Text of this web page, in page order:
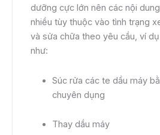
dưỡng cực lớn nên các nội
nhiều tùy thuộc vào tình trạng
và sửa chữa theo yêu cầu, ví
như:
Súc rửa các te dầu máy
chuyên dụng
Thay dầu máy